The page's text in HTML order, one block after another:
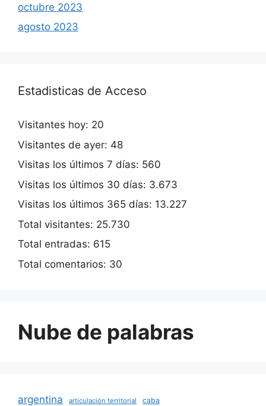
octubre 2023
agosto 2023
Estadisticas de Acceso
Visitantes hoy: 20
Visitantes de ayer: 48
Visitas los últimos 7 días: 560
Visitas los últimos 30 días: 3.673
Visitas los últimos 365 días: 13.227
Total visitantes: 25.730
Total entradas: 615
Total comentarios: 30
Nube de palabras
argentina articulación territorial
caba